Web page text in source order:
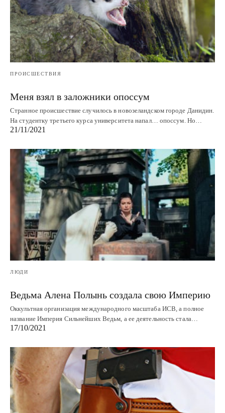
ПРОИСШЕСТВИЯ
Меня взял в заложники опоссум
Странное происшествие случилось в новозеландском городе Данидин.
На студентку третьего курса университета напал… опоссум. Но…
21/11/2021
ЛЮДИ
Ведьма Алена Полынь создала свою Империю
Оккультная организация международного масштаба ИСВ, а полное
название Империя Сильнейших Ведьм, а ее деятельность стала…
17/10/2021